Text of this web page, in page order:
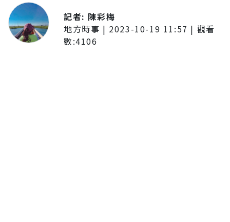
記者: 陳彩梅
地方時事 | 2023-10-19 11:57 | 觀看
數:4106